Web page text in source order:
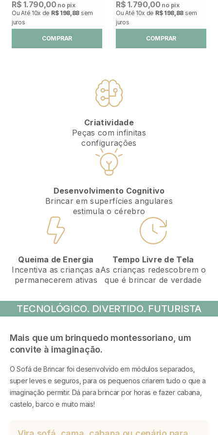
R$ 1.790,00no pix
Ou Até 10x de R$ 198,88 sem
juros
COMPRAR
R$ 1.790,00no pix
Ou Até 10x de R$ 198,88 sem
juros
COMPRAR
Criatividade
Peças com infinitas
configurações
Desenvolvimento Cognitivo
Brincar em superfícies angulares
estimula o cérebro
Queima de Energia
Incentiva as crianças a
permanecerem ativas
Tempo Livre de Tela
As crianças redescobrem o
que é brincar de verdade
TECNOLÓGICO. DIVERTIDO. FUTURISTA
Mais que um brinquedo montessoriano, um
convite à imaginação.
O Sofá de Brincar foi desenvolvido em módulos separados,
super leves e seguros, para os pequenos criarem tudo o que a
imaginação permitir. Dá para brincar por horas e fazer cabana,
castelo, barco e muito mais!